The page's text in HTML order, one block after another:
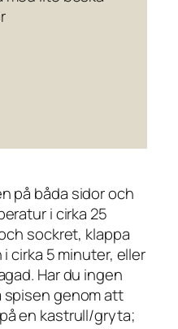
på båda sidor och
i cirka 25
sockret, klappa
cirka 5 minuter, eller
Har du ingen
spisen genom att
en kastrull/gryta;